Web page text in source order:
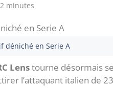
minutes
déniché en Serie A
Lenstourne désormais
l’attaquant italien de